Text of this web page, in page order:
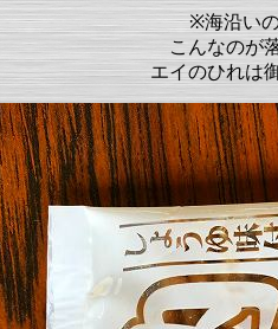
※海沿い
こんなのが
エイのひれは